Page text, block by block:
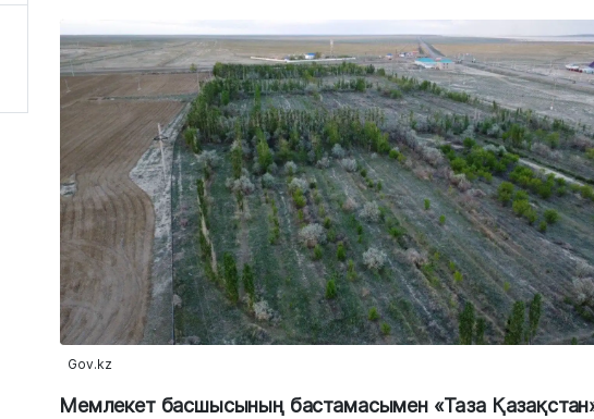
Gov.kz
Мемлекет басшысының бастамасымен «Таза